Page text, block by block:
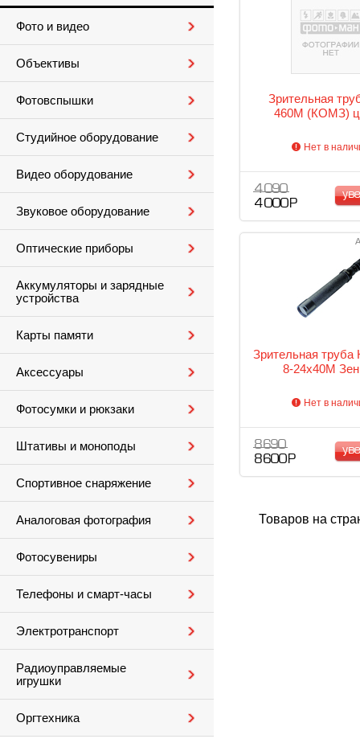
Фото и видео
Объективы
Фотовспышки
Студийное оборудование
Видео оборудование
Звуковое оборудование
Оптические приборы
Аккумуляторы и зарядные
устройства
Карты памяти
Аксессуары
Фотосумки и рюкзаки
Штативы и моноподы
Спортивное снаряжение
Аналоговая фотография
Фотосувениры
Телефоны и смарт-часы
Электротранспорт
Радиоуправляемые
игрушки
Оргтехника
Зрительная
460М (КОМЗ)
Нет в
4 090
4 000 Р
Зрительная
8-24x40М
Нет в
8 690
8 600 Р
Товаров на